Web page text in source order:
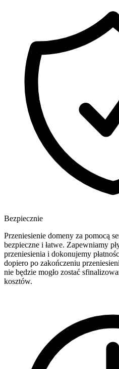
Bezpiecznie
Przeniesienie domeny za pomocą
bezpieczne i łatwe. Zapewniamy
przeniesienia i dokonujemy
dopiero po zakończeniu
nie będzie mogło zostać
kosztów.